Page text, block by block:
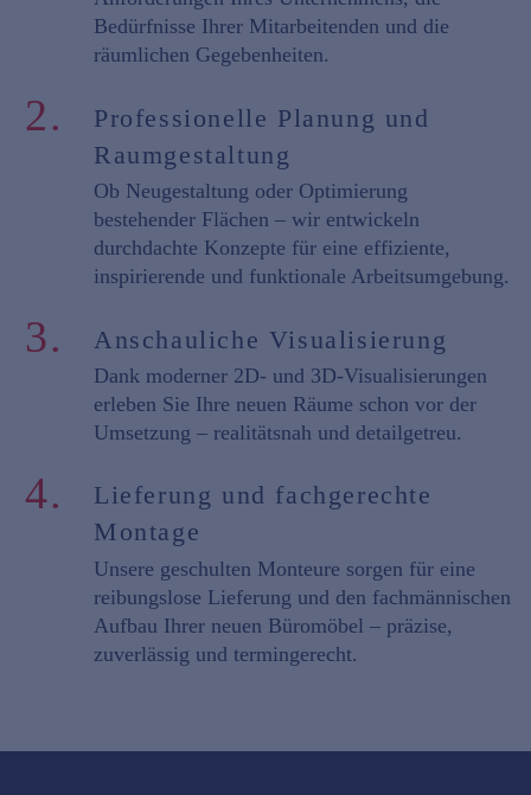
Bedürfnisse Ihrer Mitarbeitenden und die
räumlichen Gegebenheiten.
2.
Professionelle Planung und
Raumgestaltung
Ob Neugestaltung oder Optimierung
bestehender Flächen – wir entwickeln
durchdachte Konzepte für eine effiziente,
inspirierende und funktionale Arbeitsumgebung.
3. Anschauliche Visualisierung
Dank moderner 2D- und 3D-Visualisierungen
erleben Sie Ihre neuen Räume schon vor der
Umsetzung – realitätsnah und detailgetreu.
4.
Lieferung und fachgerechte
Montage
Unsere geschulten Monteure sorgen für eine
reibungslose Lieferung und den fachmännischen
Aufbau Ihrer neuen Büromöbel – präzise,
zuverlässig und termingerecht.